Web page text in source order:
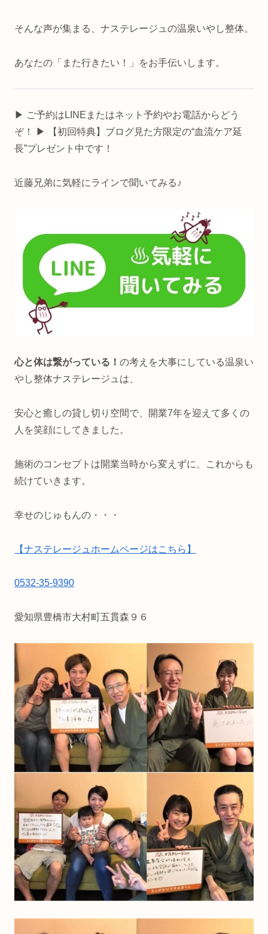
そんな声が集まる、ナステレージュの温泉いやし整体。
あなたの「また行きたい！」をお手伝いします。
▶ ご予約はLINEまたはネット予約やお電話からどう
ぞ！ ▶ 【初回特典】ブログ見た方限定の“血流ケア延
長”プレゼント中です！
近藤兄弟に気軽にラインで聞いてみる♪
心と体は繋がっている！ の考えを大事にしている温泉い
やし整体ナステレージュは、
安心と癒しの貸し切り空間で、開業7年を迎えて多くの
人を笑顔にしてきました。
施術のコンセプトは開業当時から変えずに、これからも
続けていきます。
幸せのじゅもんの・・・
【ナステレージュホームページはこちら】
0532-35-9390
愛知県豊橋市大村町五貫森９６